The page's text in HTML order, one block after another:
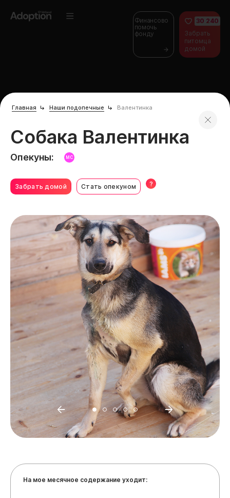
Финансово
помочь
фонду
30 240
Забрать
питомца
домой
Главная Наши подопечные Валентинка
Собака Валентинка
Забрать домой Стать опекуном ?
Опекуны: МС
На мое месячное содержание уходит: